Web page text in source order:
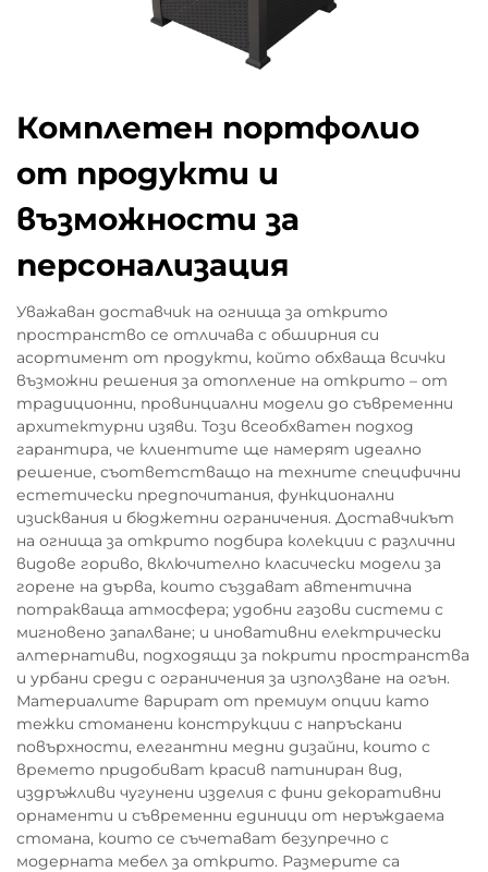
Комплетен портфолио
от продукти и
възможности за
персонализация
Уважаван доставчик на огнища за открито
пространство се отличава с обширния си
асортимент от продукти, който обхваща всички
възможни решения за отопление на открито – от
традиционни, провинциални модели до съвременни
архитектурни изяви. Този всеобхватен подход
гарантира, че клиентите ще намерят идеално
решение, съответстващо на техните специфични
естетически предпочитания, функционални
изисквания и бюджетни ограничения. Доставчикът
на огнища за открито подбира колекции с различни
видове гориво, включително класически модели за
горене на дърва, които създават автентична
потракваща атмосфера; удобни газови системи с
мигновено запалване; и иновативни електрически
алтернативи, подходящи за покрити пространства
и урбани среди с ограничения за използване на огън.
Материалите варират от премиум опции като
тежки стоманени конструкции с напръскани
повърхности, елегантни медни дизайни, които с
времето придобиват красив патиниран вид,
издръжливи чугунени изделия с фини декоративни
орнаменти и съвременни единици от неръждаема
стомана, които се съчетават безупречно с
модерната мебел за открито. Размерите са